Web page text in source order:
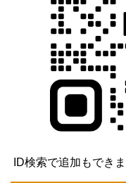
ID検索で追加もでき